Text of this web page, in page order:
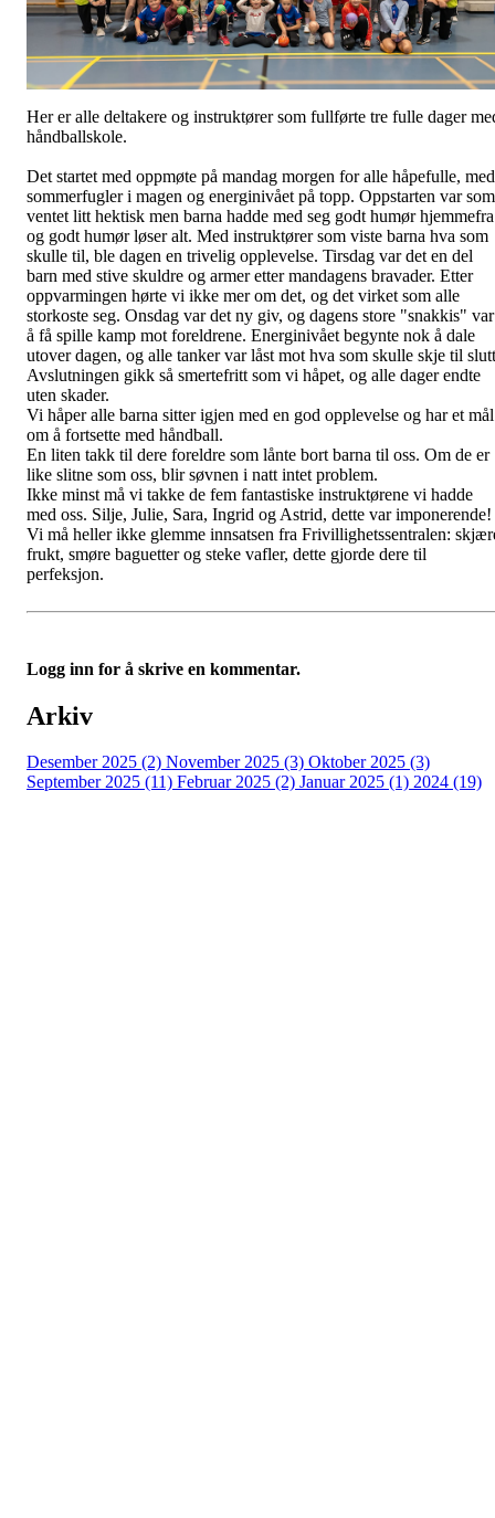
Her er alle deltakere og instruktører som fullførte tre fulle dager
håndballskole.
Det startet med oppmøte på mandag morgen for alle håpefulle, med
sommerfugler i magen og energinivået på topp. Oppstarten var som
ventet litt hektisk men barna hadde med seg godt humør hjemmefra
og godt humør løser alt. Med instruktører som viste barna hva som
skulle til, ble dagen en trivelig opplevelse. Tirsdag var det en del
barn med stive skuldre og armer etter mandagens bravader. Etter
oppvarmingen hørte vi ikke mer om det, og det virket som alle
storkoste seg. Onsdag var det ny giv, og dagens store "snakkis" var
å få spille kamp mot foreldrene. Energinivået begynte nok å dale
utover dagen, og alle tanker var låst mot hva som skulle skje til
Avslutningen gikk så smertefritt som vi håpet, og alle dager endte
uten skader.
Vi håper alle barna sitter igjen med en god opplevelse og har et mål
om å fortsette med håndball.
En liten takk til dere foreldre som lånte bort barna til oss. Om de er
like slitne som oss, blir søvnen i natt intet problem.
Ikke minst må vi takke de fem fantastiske instruktørene vi hadde
med oss. Silje, Julie, Sara, Ingrid og Astrid, dette var imponerende!
Vi må heller ikke glemme innsatsen fra Frivillighetssentralen:
frukt, smøre baguetter og steke vafler, dette gjorde dere til
perfeksjon.
Logg inn for å skrive en kommentar.
Arkiv
Desember 2025 (2) November 2025 (3) Oktober 2025 (3)
September 2025 (11) Februar 2025 (2) Januar 2025 (1) 2024 (19)